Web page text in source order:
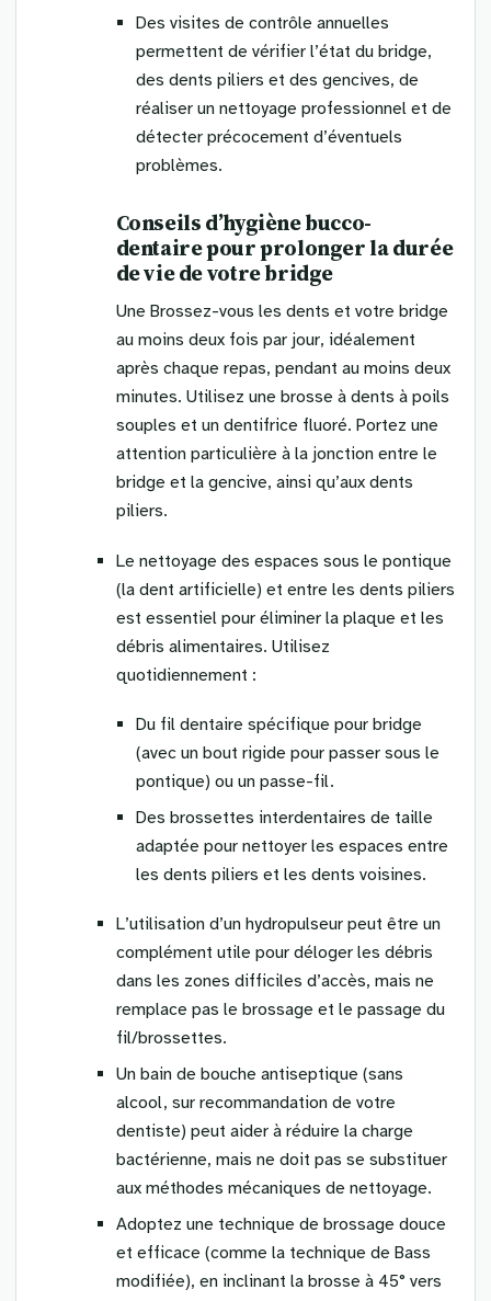
Des visites de contrôle annuelles
permettent de vérifier l’état du bridge,
des dents piliers et des gencives, de
réaliser un nettoyage professionnel et de
détecter précocement d’éventuels
problèmes.
Conseils d’hygiène bucco-
dentaire pour prolonger la durée
de vie de votre bridge
Une Brossez-vous les dents et votre bridge
au moins deux fois par jour, idéalement
après chaque repas, pendant au moins deux
minutes. Utilisez une brosse à dents à poils
souples et un dentifrice fluoré. Portez une
attention particulière à la jonction entre le
bridge et la gencive, ainsi qu’aux dents
piliers.
Le nettoyage des espaces sous le pontique
(la dent artificielle) et entre les dents piliers
est essentiel pour éliminer la plaque et les
débris alimentaires. Utilisez
quotidiennement :
Du fil dentaire spécifique pour bridge
(avec un bout rigide pour passer sous le
pontique) ou un passe-fil.
Des brossettes interdentaires de taille
adaptée pour nettoyer les espaces entre
les dents piliers et les dents voisines.
L’utilisation d’un hydropulseur peut être un
complément utile pour déloger les débris
dans les zones difficiles d’accès, mais ne
remplace pas le brossage et le passage du
fil/brossettes.
Un bain de bouche antiseptique (sans
alcool, sur recommandation de votre
dentiste) peut aider à réduire la charge
bactérienne, mais ne doit pas se substituer
aux méthodes mécaniques de nettoyage.
Adoptez une technique de brossage douce
et efficace (comme la technique de Bass
modifiée), en inclinant la brosse à 45° vers